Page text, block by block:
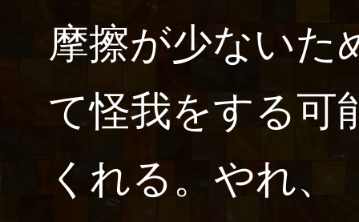
摩擦が少ないた
て怪我をする可
くれる。やれ、